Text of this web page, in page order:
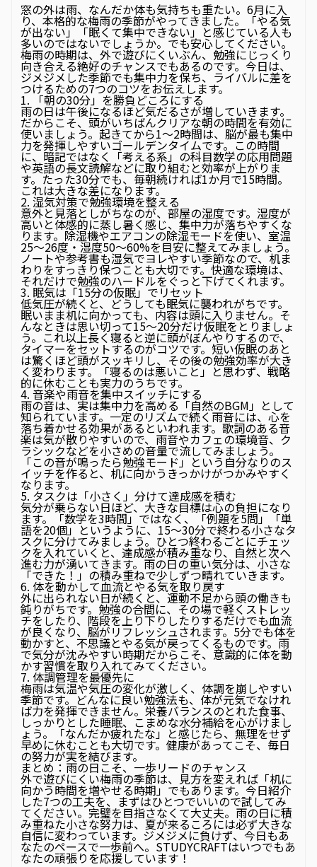
窓の外は雨、なんだか体も気持ちも重たい――。6月に入
り、本格的な梅雨の季節がやってきました。「やる気
が出ない」「眠くて集中できない」と感じている人も
多いのではないでしょうか。でも安心してください。
梅雨の時期は、外で遊びにくいぶん、勉強にじっくり
向き合える絶好のチャンスでもあるのです。今日は、
ジメジメした季節でも集中力を保ち、ライバルに差を
つけるための7つのコツをお伝えします。
1. 「朝の30分」を勝負どころにする
雨の日は午後になるほど気だるさが増していきます。
だからこそ、頭がいちばんクリアな朝の時間を有効に
使いましょう。起きてから1〜2時間は、脳が最も集中
力を発揮しやすいゴールデンタイムです。この時間
に、暗記ではなく「考える系」の科目――数学の応用問題
や英語の長文読解などに取り組むと効率が上がりま
す。たった30分でも、毎朝続ければ1か月で15時間。
これは大きな差になります。
2. 湿気対策で勉強環境を整える
意外と見落としがちなのが、部屋の湿度です。湿度が
高いと体感的に蒸し暑く感じ、集中力が落ちやすくな
ります。除湿機やエアコンの除湿モードを使い、室温
25〜26度・湿度50〜60%を目安に整えてみましょう。
ノートや参考書も湿気でヨレやすい季節なので、机ま
わりをすっきり保つことも大切です。快適な環境は、
それだけで勉強のハードルをぐっと下げてくれます。
3. 眠気は「15分の仮眠」でリセット
低気圧が続くと、どうしても眠気に襲われがちです。
眠いまま机に向かっても、内容は頭に入りません。そ
んなときは思い切って15〜20分だけ仮眠をとりましょ
う。これ以上長く寝ると逆に頭がぼんやりするので、
タイマーをセットするのがコツです。短い仮眠のあと
は驚くほど頭がスッキリし、その後の勉強効率が大き
く変わります。「寝るのは悪いこと」と思わず、戦略
的に休むことも実力のうちです。
4. 音楽や雨音を集中スイッチにする
雨の音は、実は集中力を高める「自然のBGM」として
知られています。一定のリズムで続く雨音には、心を
落ち着かせる効果があるといわれます。歌詞のある音
楽は気が散りやすいので、雨音やカフェの環境音、ク
ラシックなどを小さめの音量で流してみましょう。
「この音が鳴ったら勉強モード」という自分なりのス
イッチを作ると、机に向かうきっかけがつかみやすく
なります。
5. タスクは「小さく」分けて達成感を積む
気分が乗らない日ほど、大きな目標は心の負担になり
ます。「数学を3時間」ではなく、「例題を5問」「単
語を20個」というように、15〜30分で終わる小さなタ
スクに分けてみましょう。ひとつ終わるごとにチェッ
クを入れていくと、達成感が積み重なり、自然と次へ
進む力が湧いてきます。雨の日の重い気分は、小さな
「できた！」の積み重ねで少しずつ晴れていきます。
6. 体を動かして血流とやる気を取り戻す
外に出られない日が続くと、運動不足から頭の働きも
鈍りがちです。勉強の合間に、その場で軽くストレッ
チをしたり、階段を上り下りしたりするだけでも血流
が良くなり、脳がリフレッシュされます。5分でも体を
動かすと、不思議とやる気が戻ってくるものです。雨
で気分が沈みやすい時期だからこそ、意識的に体を動
かす習慣を取り入れてみてください。
7. 体調管理を最優先に
梅雨は気温や気圧の変化が激しく、体調を崩しやすい
季節です。どんなに良い勉強法も、体が元気でなけれ
ば力を発揮できません。栄養バランスのとれた食事、
しっかりとした睡眠、こまめな水分補給を心がけまし
ょう。「なんだか疲れたな」と感じたら、無理をせず
早めに休むことも大切です。健康があってこそ、毎日
の努力が実を結びます。
まとめ：雨の日こそ、一歩リードのチャンス
外で遊びにくい梅雨の季節は、見方を変えれば「机に
向かう時間を増やせる時期」でもあります。今日紹介
した7つの工夫を、まずはひとつでいいので試してみ
てください。完璧を目指さなくて大丈夫。雨の日に積
み重ねた小さな努力は、夏が来るころには必ず大きな
自信に変わっています。ジメジメに負けず、今日もあ
なたのペースで一歩前へ。STUDYCRAFTはいつでもあ
なたの頑張りを応援しています！